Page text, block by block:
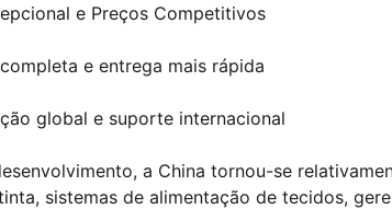
e Preços Competitivos
e entrega mais rápida
global e suporte internacional
a China tornou-se
sistemas de alimentação de tecidos,